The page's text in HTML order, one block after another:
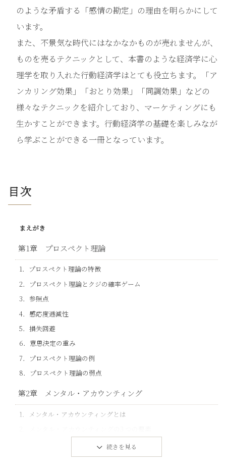
のような矛盾する「感情の勘定」の理由を明らかにして
います。
また、不景気な時代にはなかなかものが売れませんが、
ものを売るテクニックとして、本書のような経済学に心
理学を取り入れた行動経済学はとても役立ちます。「ア
ンカリング効果」「おとり効果」「同調効果」などの
様々なテクニックを紹介しており、マーケティングにも
生かすことができます。行動経済学の基礎を楽しみなが
ら学ぶことができる一冊となっています。
目次
まえがき
第1章 プロスペクト理論
1．プロスペクト理論の特徴
2．プロスペクト理論とクジの確率ゲーム
3．参照点
4．感応度逓減性
5．損失回避
6．意思決定の重み
7．プロスペクト理論の例
8．プロスペクト理論の弱点
第2章 メンタル・アカウンティング
1．メンタル・アカウンティングとは
4．メンタル・アカウンティングの実験